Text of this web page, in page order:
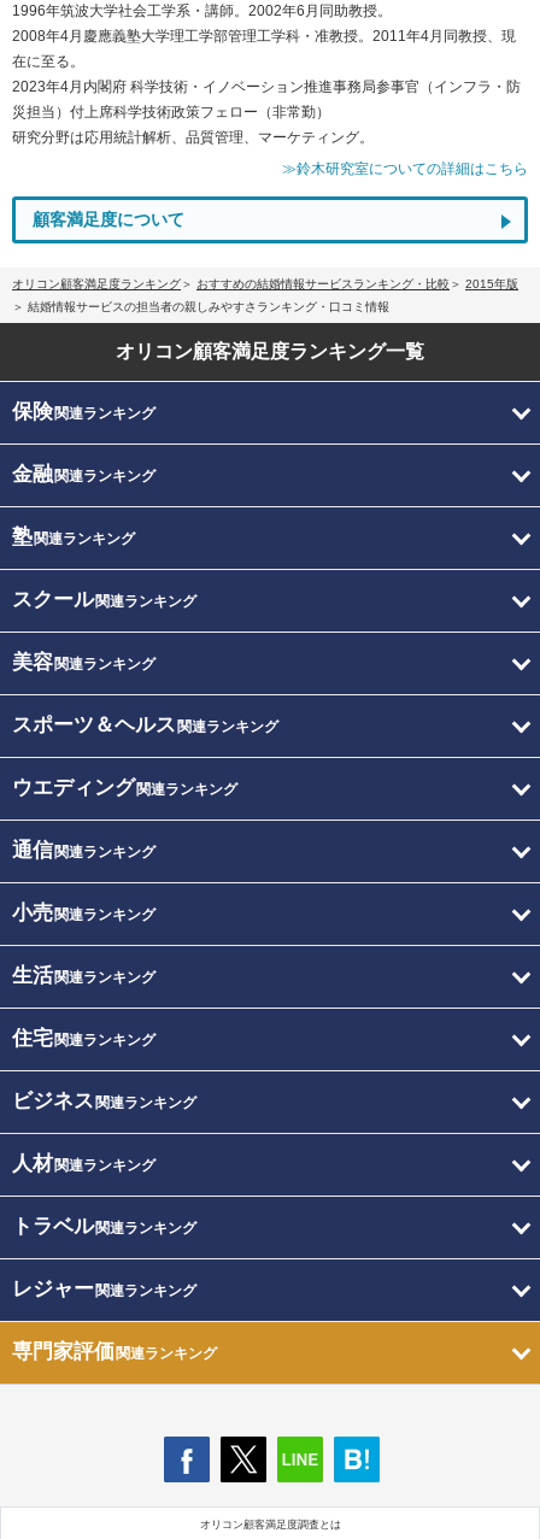
1996年筑波大学社会工学系・講師。2002年6月同助教授。
2008年4月慶應義塾大学理工学部管理工学科・准教授。2011年4月同教授、現
在に至る。
2023年4月内閣府 科学技術・イノベーション推進事務局参事官（インフラ・防
災担当）付上席科学技術政策フェロー（非常勤）
研究分野は応用統計解析、品質管理、マーケティング。
≫鈴木研究室についての詳細はこちら
顧客満足度について
オリコン顧客満足度ランキング おすすめの結婚情報サービスランキング・比較
2015年版
結婚情報サービスの担当者の親しみやすさランキング・口コミ情報
オリコン顧客満足度ランキング一覧
保険関連ランキング
金融関連ランキング
塾関連ランキング
スクール関連ランキング
美容関連ランキング
スポーツ＆ヘルス 関連ランキング
ウエディング関連ランキング
通信関連ランキング
小売関連ランキング
生活関連ランキング
住宅関連ランキング
ビジネス 関連ランキング
人材関連ランキング
トラベル関連ランキング
レジャー関連ランキング
専門家評価関連ランキング
オリコン顧客満足度調査とは